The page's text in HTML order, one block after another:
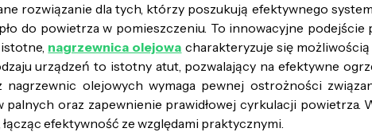
rozwiązanie dla tych, którzy poszukują efektywnego
do powietrza w pomieszczeniu. To innowacyjne podejście
nagrzewnica olejowa charakteryzuje się
urządzeń to istotny atut, pozwalający na efektywne
olejowych wymaga pewnej ostrożności
palnych oraz zapewnienie prawidłowej cyrkulacji
efektywność ze względami praktycznymi.